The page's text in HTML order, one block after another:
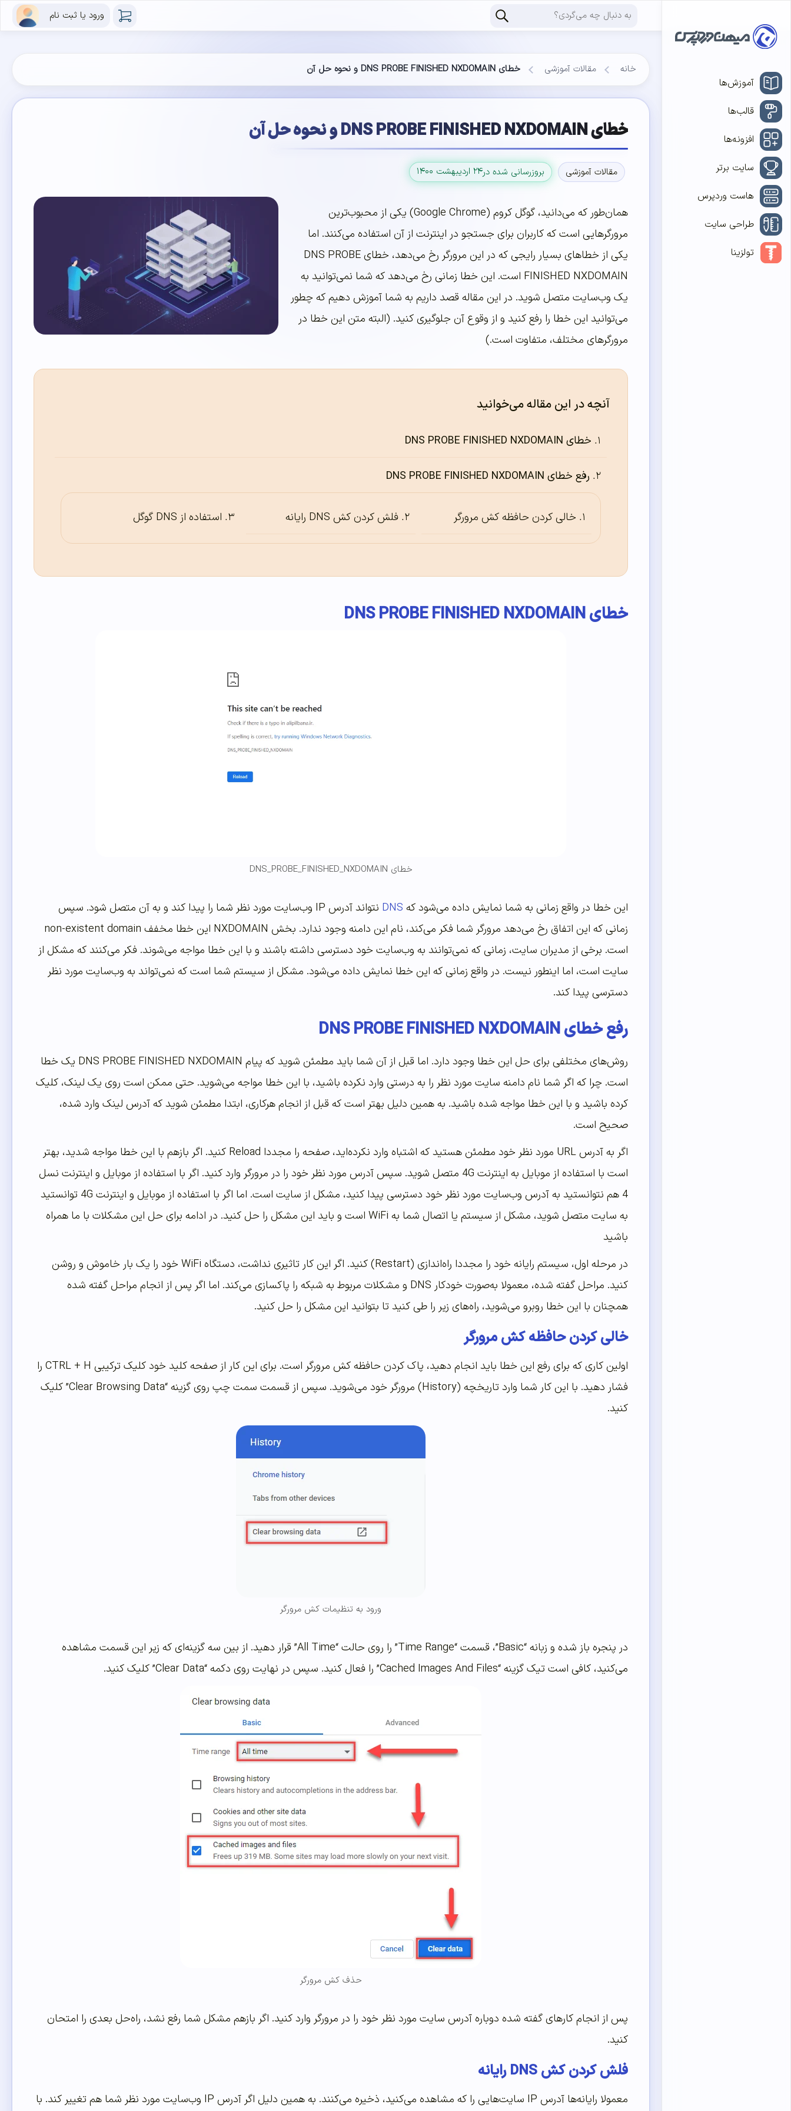
ورود یا ثبت نام
آموزش‌ها
قالب‌ها
افزونه‌ها
سایت برتر
هاست وردپرس
طراحی سایت
تولزینا
خانه مقالات آموزشی خطای DNS PROBE FINISHED NXDOMAIN و نحوه حل آن
خطای DNS PROBE FINISHED NXDOMAIN و نحوه حل آن
مقالات آموزشی بروزرسانی شده در۲۴ اردیبهشت ۱۴۰۰
همان‌طور که می‌دانید، گوگل کروم (Google Chrome) یکی از محبوب‌ترین
مرورگرهایی است که کاربران برای جستجو در اینترنت از آن استفاده می‌کنند. اما
یکی از خطاهای بسیار رایجی که در این مرورگر رخ می‌دهد، خطای DNS PROBE
FINISHED NXDOMAIN است. این خطا زمانی رخ می‌دهد که شما نمی‌توانید به
یک وب‌سایت متصل شوید. در این مقاله قصد داریم به شما آموزش دهیم که چطور
می‌توانید این خطا را رفع کنید و از وقوع آن جلوگیری کنید. (البته متن این خطا در
مرورگرهای مختلف، متفاوت است.)
آنچه در این مقاله می‌خوانید
خطای DNS PROBE FINISHED NXDOMAIN
رفع خطای DNS PROBE FINISHED NXDOMAIN
خالی کردن حافظه کش مرورگر فلش کردن کش DNS رایانه استفاده از DNS گوگل
خطای DNS PROBE FINISHED NXDOMAIN
خطای DNS_PROBE_FINISHED_NXDOMAIN
این خطا در واقع زمانی به شما نمایش داده می‌شود که DNS
نتواند آدرس IP وب‌سایت مورد نظر شما را پیدا کند و به آن متصل شود. سپس
زمانی که این اتفاق رخ می‌دهد مرورگر شما فکر می‌کند، نام این دامنه وجود ندارد. بخش NXDOMAIN این خطا مخفف non-existent domain
است. برخی از مدیران سایت، زمانی که نمی‌توانند به وب‌سایت خود دسترسی داشته باشند و با این خطا مواجه می‌شوند. فکر می‌کنند که مشکل از
سایت است، اما اینطور نیست. در واقع زمانی که این خطا نمایش داده می‌شود. مشکل از سیستم شما است که نمی‌تواند به وب‌سایت مورد نظر
دسترسی پیدا کند.
رفع خطای DNS PROBE FINISHED NXDOMAIN
روش‌های مختلفی برای حل این خطا وجود دارد. اما قبل از آن شما باید مطمئن شوید که پیام DNS PROBE FINISHED NXDOMAIN یک خطا
است. چرا که اگر شما نام دامنه سایت مورد نظر را به درستی وارد نکرده باشید، با این خطا مواجه می‌شوید. حتی ممکن است روی یک لینک، کلیک
کرده باشید و با این خطا مواجه شده باشید. به همین دلیل بهتر است که قبل از انجام هرکاری، ابتدا مطمئن شوید که آدرس لینک وارد شده،
صحیح است.
اگر به آدرس URL مورد نظر خود مطمئن هستید که اشتباه وارد نکرده‌اید، صفحه را مجددا Reload کنید. اگر بازهم با این خطا مواجه شدید، بهتر
است با استفاده از موبایل به اینترنت 4G متصل شوید. سپس آدرس مورد نظر خود را در مرورگر وارد کنید. اگر با استفاده از موبایل و اینترنت نسل
4 هم نتوانستید به آدرس وب‌سایت مورد نظر خود دسترسی پیدا کنید، مشکل از سایت است. اما اگر با استفاده از موبایل و اینترنت 4G توانستید
به سایت متصل شوید، مشکل از سیستم یا اتصال شما به WiFi است و باید این مشکل را حل کنید. در ادامه برای حل این مشکلات با ما همراه
باشید
در مرحله اول، سیستم رایانه خود را مجددا راه‌اندازی (Restart) کنید. اگر این کار تاثیری نداشت، دستگاه WiFi خود را یک بار خاموش و روشن
کنید. مراحل گفته شده، معمولا به‌صورت خودکار DNS و مشکلات مربوط به شبکه را پاکسازی می‌کند. اما اگر پس از انجام مراحل گفته شده
همچنان با این خطا روبرو می‌شوید، راه‌های زیر را طی کنید تا بتوانید این مشکل را حل کنید.
خالی کردن حافظه کش مرورگر
اولین کاری که برای رفع این خطا باید انجام دهید، پاک کردن حافظه کش مرورگر است. برای این کار از صفحه کلید خود کلیک ترکیبی CTRL + H را
فشار دهید. با این کار شما وارد تاریخچه (History) مرورگر خود می‌شوید. سپس از قسمت سمت چپ روی گزینه “Clear Browsing Data” کلیک
کنید.
ورود به تنظیمات کش مرورگر
در پنجره باز شده و زبانه “Basic”، قسمت “Time Range” را روی حالت “All Time” قرار دهید. از بین سه گزینه‌ای که زیر این قسمت مشاهده
می‌کنید، کافی است تیک گزینه “Cached Images And Files” را فعال کنید. سپس در نهایت روی دکمه “Clear Data” کلیک کنید.
حذف کش مرورگر
پس از انجام کارهای گفته شده دوباره آدرس سایت مورد نظر خود را در مرورگر وارد کنید. اگر بازهم مشکل شما رفع نشد، راه‌حل بعدی را امتحان
کنید.
فلش کردن کش DNS رایانه
معمولا رایانه‌ها آدرس IP سایت‌هایی را که مشاهده می‌کنید، ذخیره می‌کنند. به همین دلیل اگر آدرس IP وب‌سایت مورد نظر شما هم تغییر کند. با